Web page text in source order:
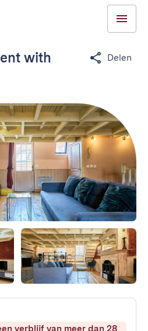
with
Delen
verblijf van meer dan 28